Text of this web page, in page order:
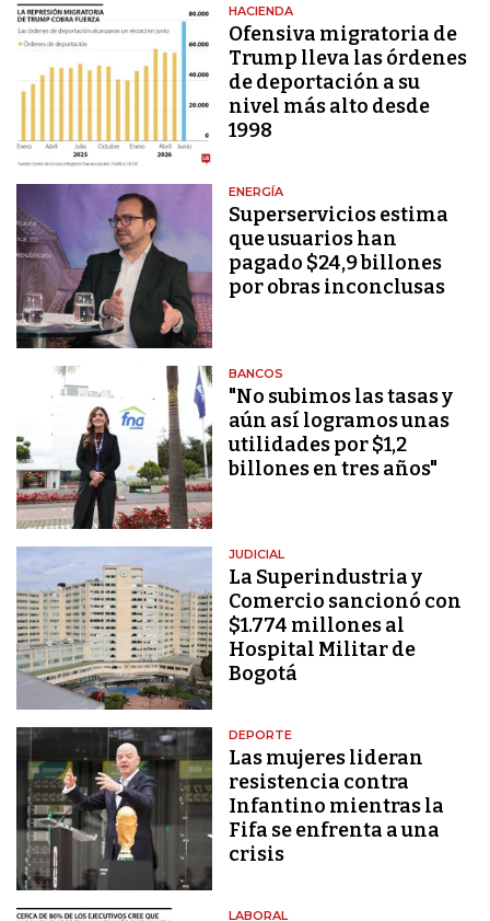
HACIENDA
Ofensiva migratoria de
Trump lleva las órdenes
de deportación a su
nivel más alto desde
1998
ENERGÍA
Superservicios estima
que usuarios han
pagado $24,9 billones
por obras inconclusas
BANCOS
"No subimos las tasas y
aún así logramos unas
utilidades por $1,2
billones en tres años"
JUDICIAL
La Superindustria y
Comercio sancionó con
$1.774 millones al
Hospital Militar de
Bogotá
DEPORTE
Las mujeres lideran
resistencia contra
Infantino mientras la
Fifa se enfrenta a una
crisis
LABORAL